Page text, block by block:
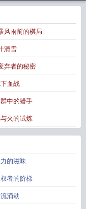
风雨前的棋局
清雪
弃者的秘密
血战
中的猎手
火的试炼
的滋味
者的阶梯
涌动